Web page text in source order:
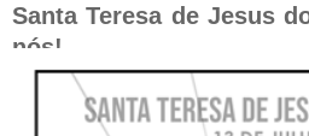
Santa Teresa de Jesus
nós!